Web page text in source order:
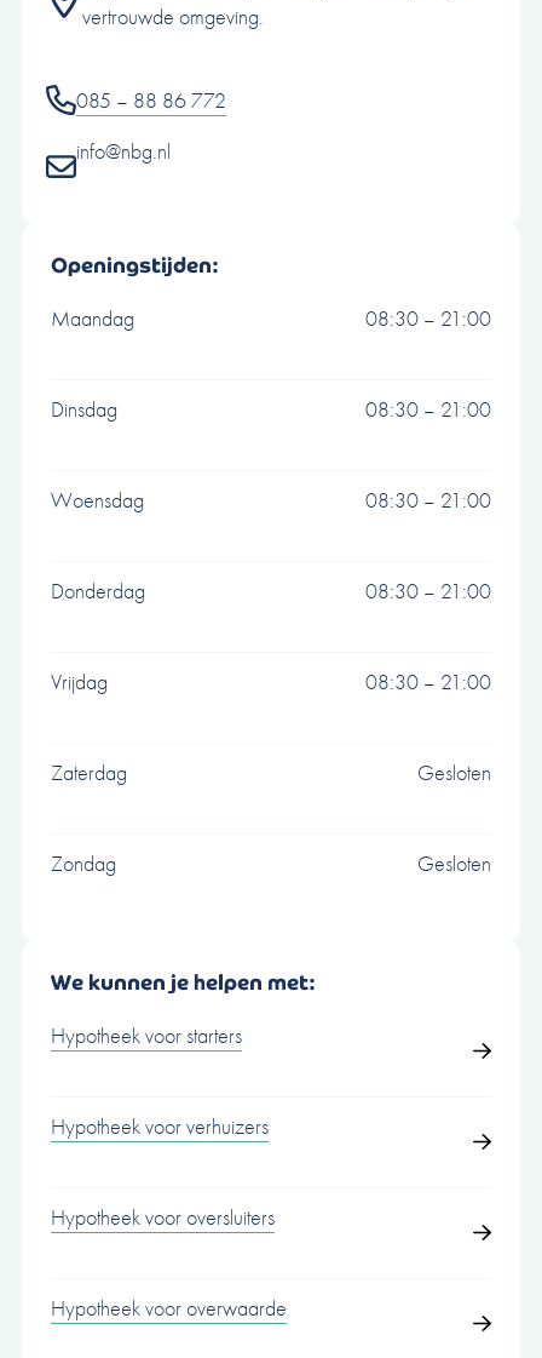
vertrouwde omgeving.
085 – 88 86 772
info@nbg.nl
Openingstijden:
Maandag 08:30 – 21:00
Dinsdag 08:30 – 21:00
Woensdag 08:30 – 21:00
Donderdag 08:30 – 21:00
Vrijdag 08:30 – 21:00
Zaterdag Gesloten
Zondag Gesloten
We kunnen je helpen met:
Hypotheek voor starters
Hypotheek voor verhuizers
Hypotheek voor oversluiters
Hypotheek voor overwaarde